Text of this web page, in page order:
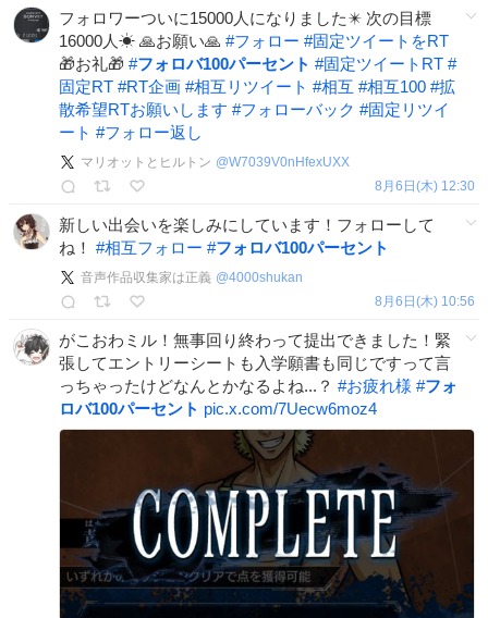
フォロワーついに15000人になりました✴️ 次の目標
16000人☀ 🙏お願い🙏 #フォロー #固定ツイートをRT
🎁お礼🎁 #フォロバ100パーセント #固定ツイートRT #
固定RT #RT企画 #相互リツイート #相互 #相互100 #拡
散希望RTお願いします #フォローバック #固定リツイ
ート #フォロー返し
マリオットとヒルトン @W7039V0nHfexUXX
8月6日(木) 12:30
新しい出会いを楽しみにしています！フォローして
ね！ #相互フォロー #フォロバ100パーセント
音声作品収集家は正義 @4000shukan
8月6日(木) 10:56
がこおわミル！無事回り終わって提出できました！緊
張してエントリーシートも入学願書も同じですって言
っちゃったけどなんとかなるよね...？ #お疲れ様 #フォ
ロバ100パーセント pic.x.com/7Uecw6moz4